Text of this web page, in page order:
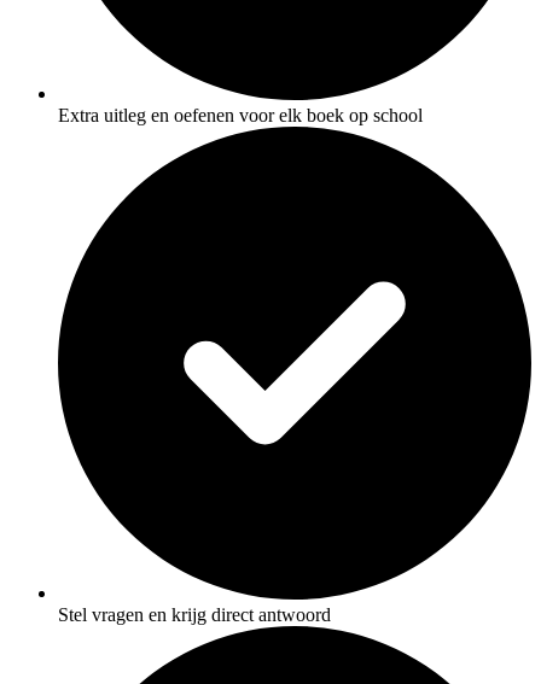
Extra uitleg en oefenen voor elk boek op school
Stel vragen en krijg direct antwoord